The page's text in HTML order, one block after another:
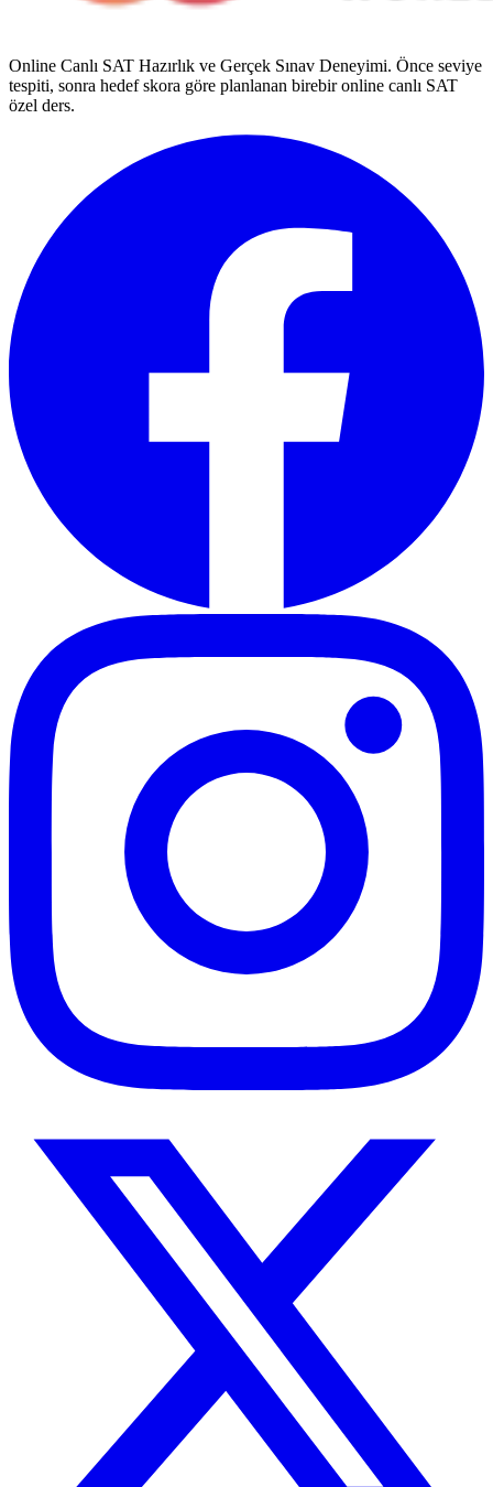
Online Canlı SAT Hazırlık ve Gerçek Sınav Deneyimi. Önce seviye
tespiti, sonra hedef skora göre planlanan birebir online canlı SAT
özel ders.